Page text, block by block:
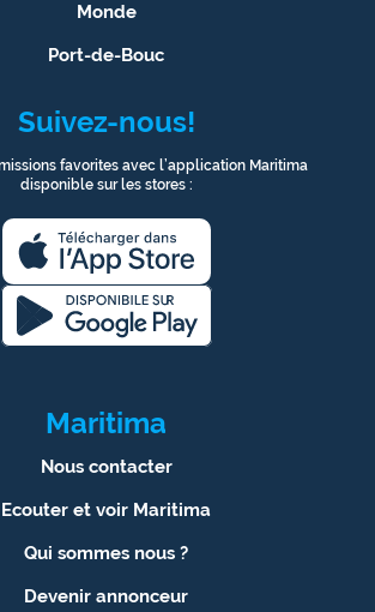
Monde
Port-de-Bouc
Suivez-nous!
favorites avec l’application Maritima
disponible sur les stores :
Maritima
Nous contacter
Ecouter et voir Maritima
Qui sommes nous ?
Devenir annonceur